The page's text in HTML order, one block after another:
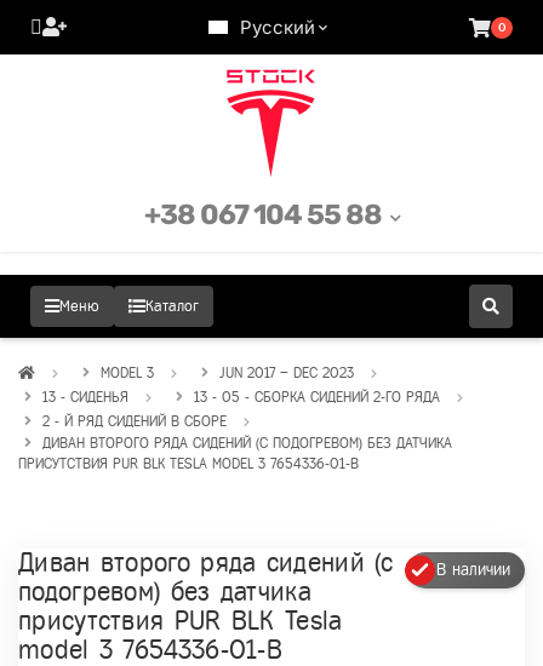
Русский 0
Меню Каталог
+38 067 104 55 88
MODEL 3
JUN 2017 – DEC 2023
13 - СИДЕНЬЯ
13 - 05 - СБОРКА СИДЕНИЙ 2-ГО РЯДА
2 - Й РЯД СИДЕНИЙ В СБОРЕ
ДИВАН ВТОРОГО РЯДА СИДЕНИЙ (С ПОДОГРЕВОМ) БЕЗ ДАТЧИКА
ПРИСУТСТВИЯ PUR BLK TESLA MODEL 3 7654336-01-B
В наличии
Диван второго ряда сидений (с
подогревом) без датчика
присутствия PUR BLK Tesla
model 3 7654336-01-B